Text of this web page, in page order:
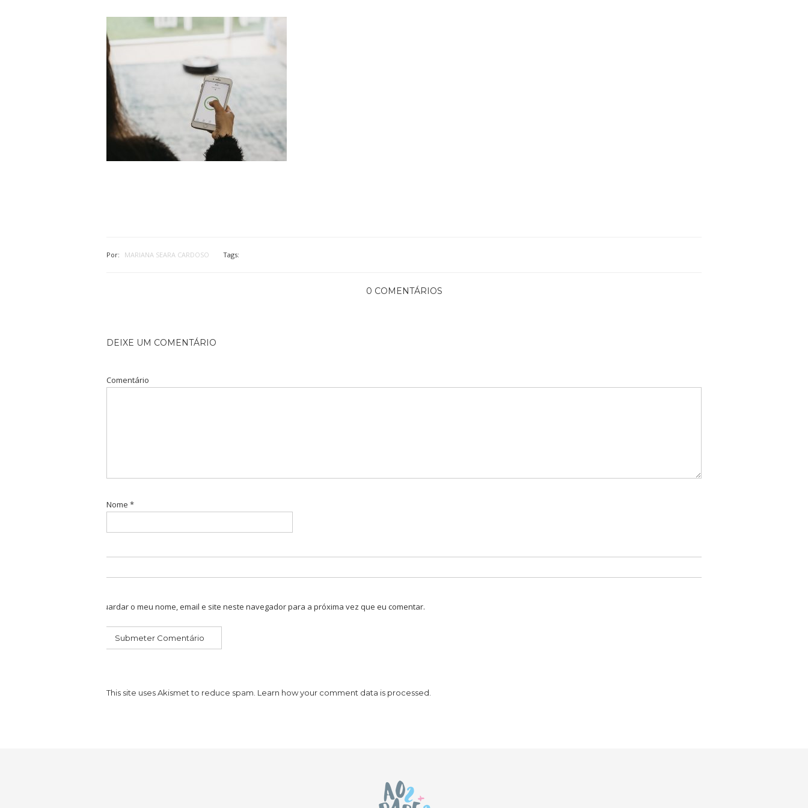
Por: MARIANA SEARA CARDOSO Tags:
0 COMENTÁRIOS
DEIXE UM COMENTÁRIO
Comentário
Nome *
Guardar o meu nome, email e site neste navegador para a próxima vez que eu comentar.
This site uses Akismet to reduce spam. Learn how your comment data is processed.